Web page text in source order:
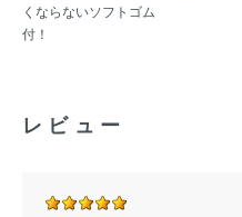
くならないソフトゴム
付！
レビュー